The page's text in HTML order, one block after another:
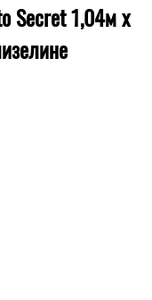
Secret 1,04м х